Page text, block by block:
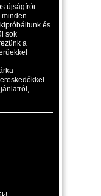
újságírói
minden
és
sok
a